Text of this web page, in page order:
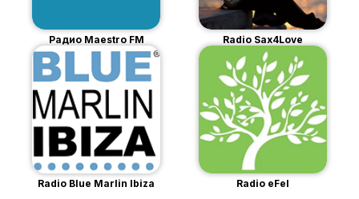
Радио Maestro FM Radio Sax4Love
Radio Blue Marlin Ibiza Radio eFel